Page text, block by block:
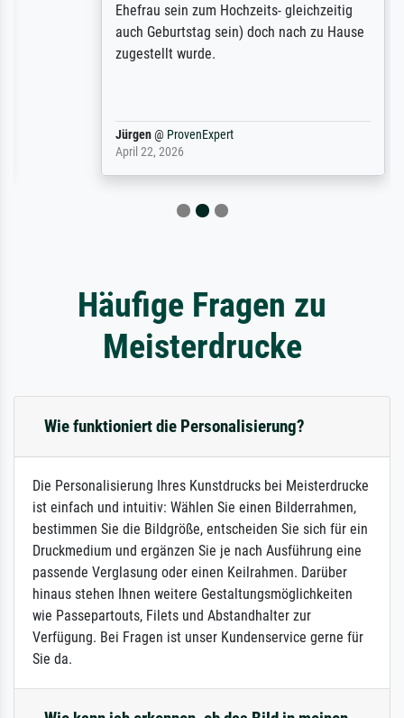
Ehefrau sein zum Hochzeits- gleichzeitig
auch Geburtstag sein) doch nach zu Hause
zugestellt wurde.
@ProvenExpert
April 22, 2026
Häufige Fragen zu
Meisterdrucke
Wie funktioniert die Personalisierung?
Die Personalisierung Ihres Kunstdrucks bei Meisterdrucke
ist einfach und intuitiv: Wählen Sie einen Bilderrahmen,
bestimmen Sie die Bildgröße, entscheiden Sie sich für ein
Druckmedium und ergänzen Sie je nach Ausführung eine
passende Verglasung oder einen Keilrahmen. Darüber
hinaus stehen Ihnen weitere Gestaltungsmöglichkeiten
wie Passepartouts, Filets und Abstandhalter zur
Verfügung. Bei Fragen ist unser Kundenservice gerne für
Sie da.